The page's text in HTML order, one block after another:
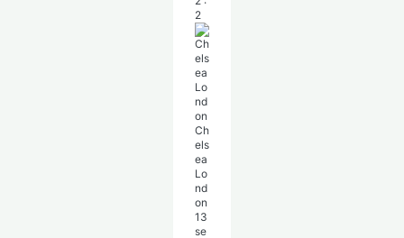
2
Ch
els
ea
Lo
nd
on
13
se